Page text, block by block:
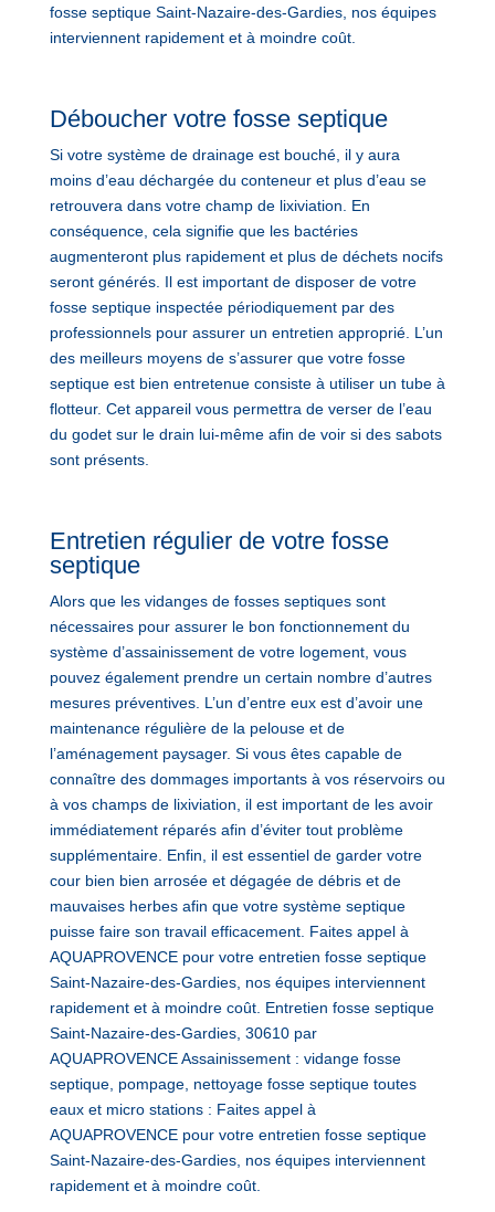
fosse septique Saint-Nazaire-des-Gardies, nos équipes
interviennent rapidement et à moindre coût.
Déboucher votre fosse septique
Si votre système de drainage est bouché, il y aura
moins d’eau déchargée du conteneur et plus d’eau se
retrouvera dans votre champ de lixiviation. En
conséquence, cela signifie que les bactéries
augmenteront plus rapidement et plus de déchets nocifs
seront générés. Il est important de disposer de votre
fosse septique inspectée périodiquement par des
professionnels pour assurer un entretien approprié. L’un
des meilleurs moyens de s’assurer que votre fosse
septique est bien entretenue consiste à utiliser un tube à
flotteur. Cet appareil vous permettra de verser de l’eau
du godet sur le drain lui-même afin de voir si des sabots
sont présents.
Entretien régulier de votre fosse
septique
Alors que les vidanges de fosses septiques sont
nécessaires pour assurer le bon fonctionnement du
système d’assainissement de votre logement, vous
pouvez également prendre un certain nombre d’autres
mesures préventives. L’un d’entre eux est d’avoir une
maintenance régulière de la pelouse et de
l’aménagement paysager. Si vous êtes capable de
connaître des dommages importants à vos réservoirs ou
à vos champs de lixiviation, il est important de les avoir
immédiatement réparés afin d’éviter tout problème
supplémentaire. Enfin, il est essentiel de garder votre
cour bien bien arrosée et dégagée de débris et de
mauvaises herbes afin que votre système septique
puisse faire son travail efficacement. Faites appel à
AQUAPROVENCE pour votre entretien fosse septique
Saint-Nazaire-des-Gardies, nos équipes interviennent
rapidement et à moindre coût. Entretien fosse septique
Saint-Nazaire-des-Gardies, 30610 par
AQUAPROVENCE Assainissement : vidange fosse
septique, pompage, nettoyage fosse septique toutes
eaux et micro stations : Faites appel à
AQUAPROVENCE pour votre entretien fosse septique
Saint-Nazaire-des-Gardies, nos équipes interviennent
rapidement et à moindre coût.